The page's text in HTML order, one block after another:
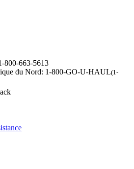
800-663-5613
du Nord: 1-800-GO-U-HAUL(1-